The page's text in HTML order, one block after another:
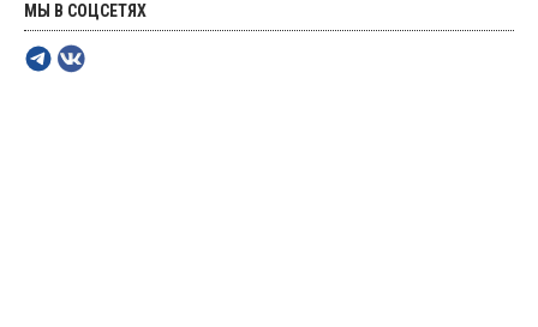
МЫ В СОЦСЕТЯХ